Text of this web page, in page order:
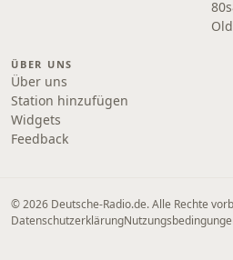
ÜBER UNS
Über uns
Station hinzufügen
Widgets
Feedback
© 2026 Deutsche-Radio.de. Alle Rechte
Datenschutzerklärung